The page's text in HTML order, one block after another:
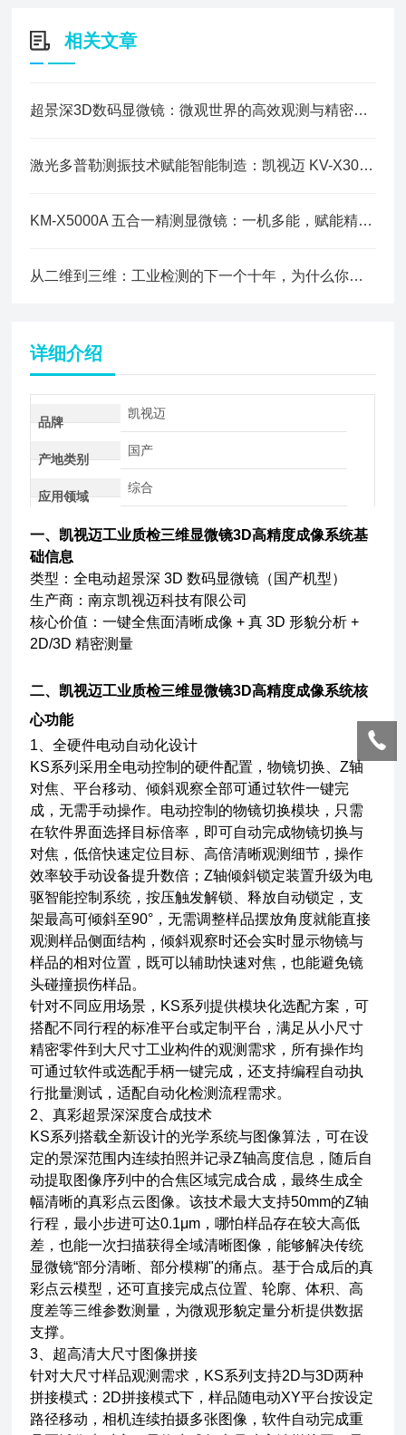
相关文章
超景深3D数码显微镜：微观世界的高效观测与精密测量利器
激光多普勒测振技术赋能智能制造：凯视迈 KV-X300 应用解决方案深度解析
KM-X5000A 五合一精测显微镜：一机多能，赋能精密制造全场景检测
从二维到三维：工业检测的下一个十年，为什么你需要一台真正的三维显微镜？
详细介绍
品牌
凯视迈
产地类别
国产
应用领域
综合
一、凯视迈工业质检三维显微镜3D高精度成像系统基
础信息
类型：全电动超景深 3D 数码显微镜（国产机型）
生产商：南京凯视迈科技有限公司
核心价值：一键全焦面清晰成像 + 真 3D 形貌分析 +
2D/3D 精密测量
二、凯视迈工业质检三维显微镜3D高精度成像系统核
心功能
1、全硬件电动自动化设计
KS系列采用全电动控制的硬件配置，物镜切换、Z轴
对焦、平台移动、倾斜观察全部可通过软件一键完
成，无需手动操作。电动控制的物镜切换模块，只需
在软件界面选择目标倍率，即可自动完成物镜切换与
对焦，低倍快速定位目标、高倍清晰观测细节，操作
效率较手动设备提升数倍；Z轴倾斜锁定装置升级为电
驱智能控制系统，按压触发解锁、释放自动锁定，支
架最高可倾斜至90°，无需调整样品摆放角度就能直接
观测样品侧面结构，倾斜观察时还会实时显示物镜与
样品的相对位置，既可以辅助快速对焦，也能避免镜
头碰撞损伤样品。
针对不同应用场景，KS系列提供模块化选配方案，可
搭配不同行程的标准平台或定制平台，满足从小尺寸
精密零件到大尺寸工业构件的观测需求，所有操作均
可通过软件或选配手柄一键完成，还支持编程自动执
行批量测试，适配自动化检测流程需求。
2、真彩超景深深度合成技术
KS系列搭载全新设计的光学系统与图像算法，可在设
定的景深范围内连续拍照并记录Z轴高度信息，随后自
动提取图像序列中的合焦区域完成合成，最终生成全
幅清晰的真彩点云图像。该技术最大支持50mm的Z轴
行程，最小步进可达0.1μm，哪怕样品存在较大高低
差，也能一次扫描获得全域清晰图像，能够解决传统
显微镜“部分清晰、部分模糊"的痛点。基于合成后的真
彩点云模型，还可直接完成点位置、轮廓、体积、高
度差等三维参数测量，为微观形貌定量分析提供数据
支撑。
3、超高清大尺寸图像拼接
针对大尺寸样品观测需求，KS系列支持2D与3D两种
拼接模式：2D拼接模式下，样品随电动XY平台按设定
路径移动，相机连续拍摄多张图像，软件自动完成重